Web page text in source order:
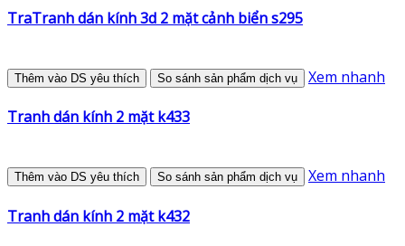
TraTranh dán kính 3d 2 mặt cảnh biển s295
Thêm vào DS yêu thích So sánh sản phẩm dịch vụ Xem nhanh
Tranh dán kính 2 mặt k433
Thêm vào DS yêu thích So sánh sản phẩm dịch vụ Xem nhanh
Tranh dán kính 2 mặt k432